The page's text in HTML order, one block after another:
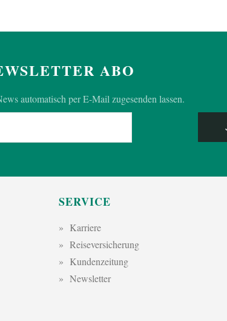
ABO
automatisch per E-Mail zugesenden lassen.
SERVICE
Karriere
Reiseversicherung
Kundenzeitung
Newsletter